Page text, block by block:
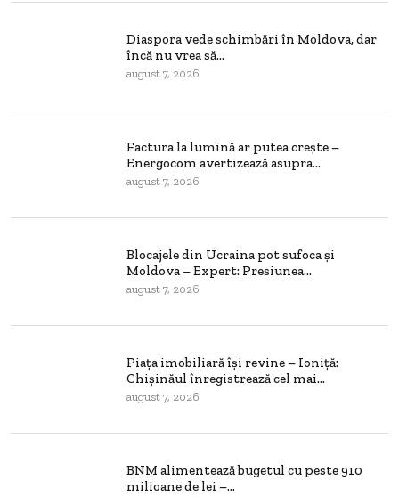
Diaspora vede schimbări în Moldova, dar
încă nu vrea să...
august 7, 2026
Factura la lumină ar putea crește –
Energocom avertizează asupra...
august 7, 2026
Blocajele din Ucraina pot sufoca și
Moldova – Expert: Presiunea...
august 7, 2026
Piața imobiliară își revine – Ioniță:
Chișinăul înregistrează cel mai...
august 7, 2026
BNM alimentează bugetul cu peste 910
milioane de lei –...